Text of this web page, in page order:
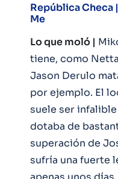
República Checa |
Me
Lo que moló |
tiene, como
Jason Derulo
por ejemplo. El
suele ser
dotaba de
superación de
sufría una fuerte